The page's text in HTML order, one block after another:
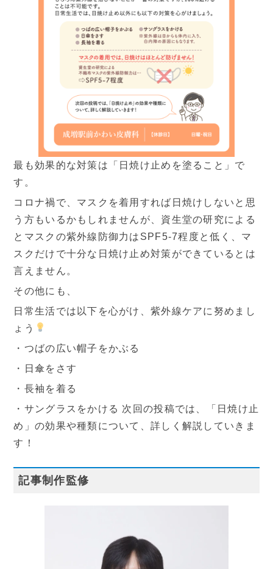
最も効果的な対策は「日焼け止めを塗ること」で
す。
コロナ禍で、マスクを着用すれば日焼けしないと思
う方もいるかもしれませんが、資生堂の研究による
とマスクの紫外線防御力はSPF5-7程度と低く、マ
スクだけで十分な日焼け止め対策ができているとは
言えません。
その他にも、
日常生活では以下を心がけ、紫外線ケアに努めまし
ょう
・つばの広い帽子をかぶる
・日傘をさす
・長袖を着る
・サングラスをかける 次回の投稿では、「日焼け止
め」の効果や種類について、詳しく解説していきま
す！
記事制作監修
休診日
採用情報